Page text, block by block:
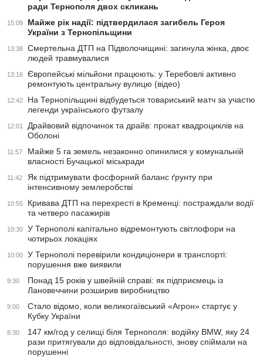
ради Тернополя двох скликань
15:09
Майже рік надії: підтвердилася загибель Героя
України з Тернопільщини
13:38
Смертельна ДТП на Підволочищині: загинула жінка, двоє
людей травмувалися
13:16
Європейські мільйони працюють: у Теребовлі активно
ремонтують центральну вулицю (відео)
12:42
На Тернопільщині відбудеться товариський матч за участю
легенди українського футзалу
12:01
Драйвовий відпочинок та драйв: прокат квадроциклів на
Оболоні
11:57
Майже 5 га земель незаконно опинилися у комунальній
власності Бучацької міськради
11:42
Як підтримувати фосфорний баланс ґрунту при
інтенсивному землеробстві
10:55
Кривава ДТП на перехресті в Кременці: постраждали водії
та четверо пасажирів
10:30
У Тернополі капітально відремонтують світлофори на
чотирьох локаціях
10:00
У Тернополі перевірили кондиціонери в транспорті:
порушення вже виявили
9:30
Понад 15 років у швейній справі: як підприємець із
Лановеччини розширив виробництво
9:00
Стало відомо, коли великогаївський «Агрон» стартує у
Кубку України
8:30
147 км/год у селищі біля Тернополя: водійку BMW, яку 24
рази притягували до відповідальності, знову спіймали на
порушенні